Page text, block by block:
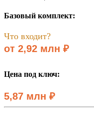
Базовый комплект:
Что входит?
от 2,92 млн ₽
Цена под ключ:
5,87 млн ₽